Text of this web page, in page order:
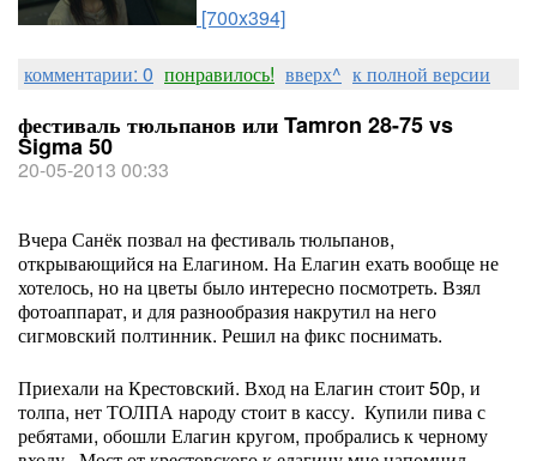
[700x394]
комментарии: 0 понравилось! вверх^ к полной версии
фестиваль тюльпанов или Tamron 28-75 vs
Sigma 50
20-05-2013 00:33
Вчера Санёк позвал на фестиваль тюльпанов,
открывающийся на Елагином. На Елагин ехать вообще не
хотелось, но на цветы было интересно посмотреть. Взял
фотоаппарат, и для разнообразия накрутил на него
сигмовский полтинник. Решил на фикс поснимать.
Приехали на Крестовский. Вход на Елагин стоит 50р, и
толпа, нет ТОЛПА народу стоит в кассу. Купили пива с
ребятами, обошли Елагин кругом, пробрались к черному